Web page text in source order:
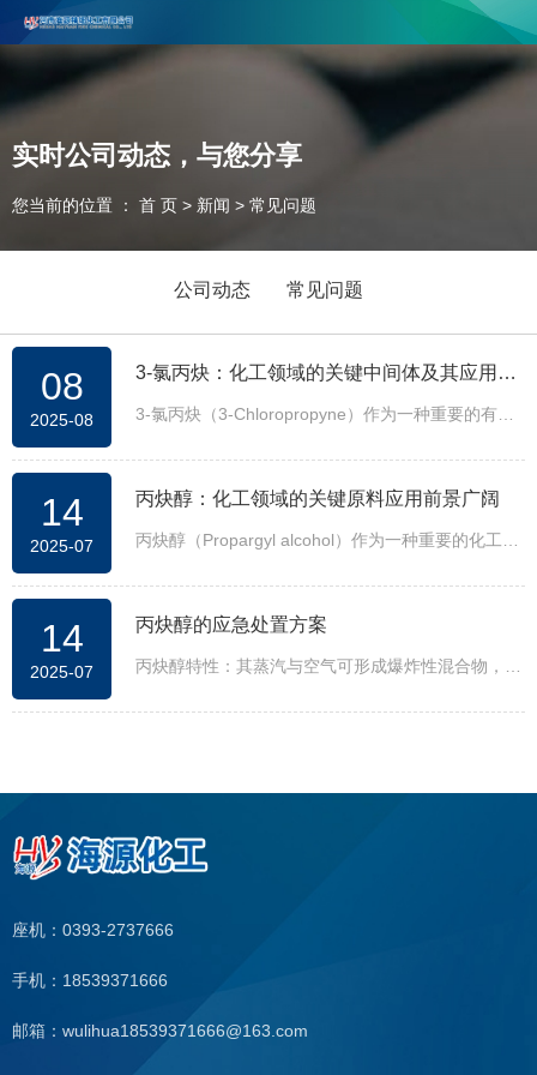
河南海源精细化工有限公司主要生产丙炔醇、丁炔二醇和3-氯丙炔，欢
迎合作咨询！
联系电话：0393-2737666
实时公司动态，与您分享
您当前的位置 ： 首 页 > 新闻 > 常见问题
公司动态 常见问题
08
2025-08
3-氯丙炔：化工领域的关键中间体及其应用前
景引关注
3-氯丙炔（3-Chloropropyne）作为一种重要的有机
14
2025-07
丙炔醇：化工领域的关键原料应用前景广阔
丙炔醇（Propargyl alcohol）作为一种重要的化工中
丙炔醇的市场需求有望持续增长。
14
2025-07
丙炔醇的应急处置方案
丙炔醇特性：其蒸汽与空气可形成爆炸性混合物，遇
座机：0393-2737666
手机：18539371666
邮箱：wulihua18539371666@163.com